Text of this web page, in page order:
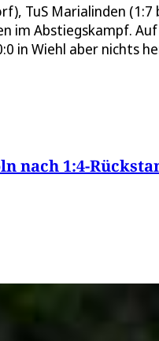
TuS Marialinden
Abstiegskampf.
in Wiehl aber nichts
nach 1:4-